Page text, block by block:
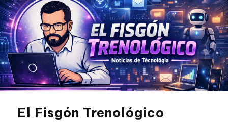
Saltar
al
contenido
El Fisgón Trenológico